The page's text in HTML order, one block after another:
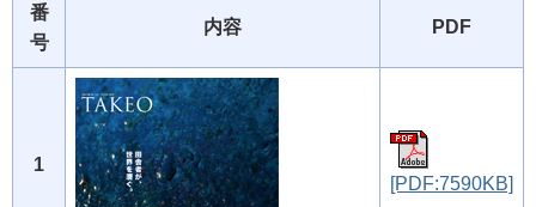
番
号
内容 PDF
1
[PDF:7590KB]